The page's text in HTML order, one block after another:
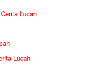
Lucah
Lucah